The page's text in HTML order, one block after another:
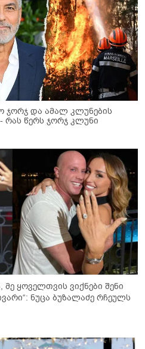
ჯორჯ და ამალ კლუნების
რას წერს ჯორჯ კლუნი
ყოველთვის ვიქნები შენი
ნუცა ბუზალაძე რჩეულს